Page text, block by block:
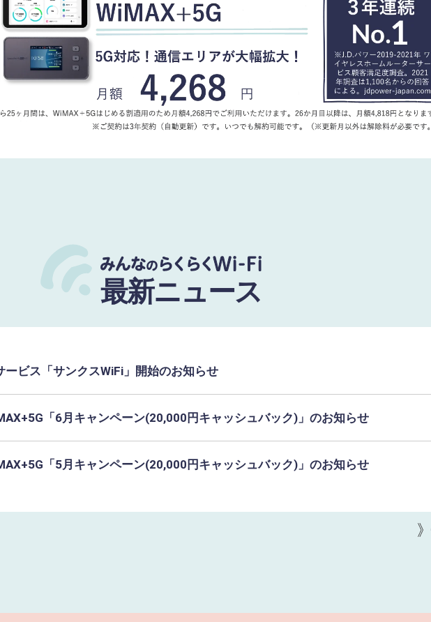
最新ニュース
ービス「サンクスWiFi」開始のお知らせ
「6月キャンペーン(20,000円キャッシュバック)」のお知らせ
「5月キャンペーン(20,000円キャッシュバック)」のお知らせ